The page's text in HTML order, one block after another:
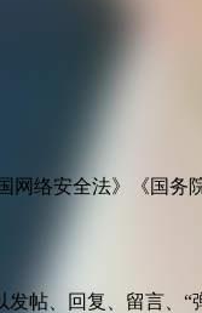
络安全法》《国务
帖、回复、留言、